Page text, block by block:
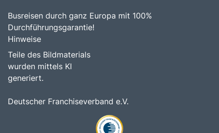
Busreisen durch ganz Europa mit 100%
Durchführungsgarantie!
Hinweise
Teile des Bildmaterials
wurden mittels KI
generiert.
Deutscher Franchiseverband e.V.